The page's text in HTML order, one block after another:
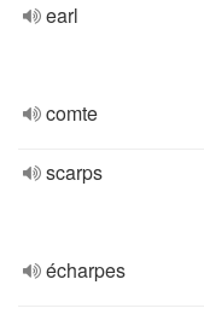
earl
comte
scarps
écharpes